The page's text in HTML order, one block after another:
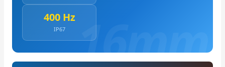
400 Hz
IP67